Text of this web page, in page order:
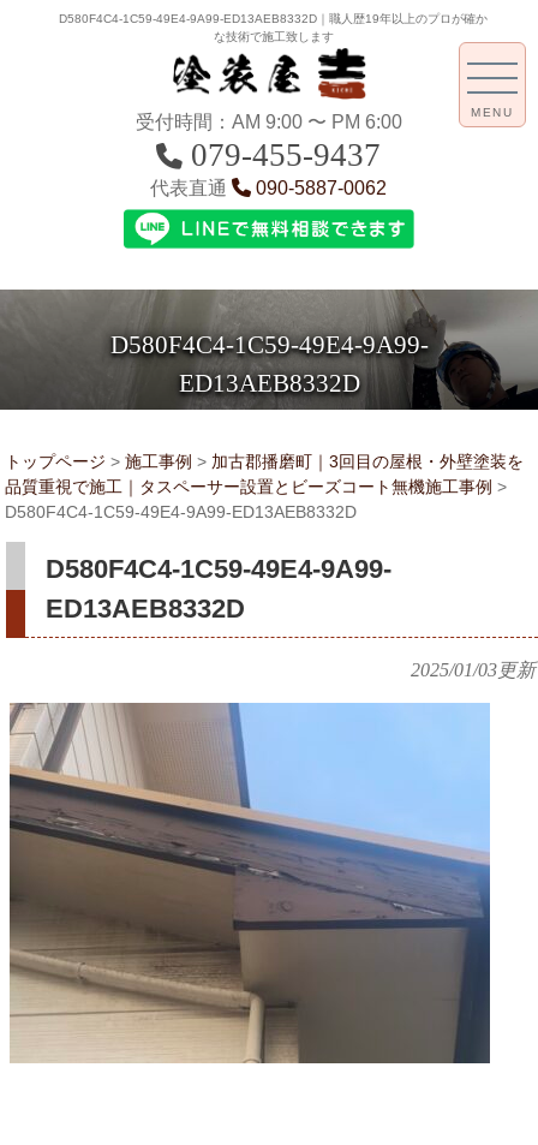
D580F4C4-1C59-49E4-9A99-ED13AEB8332D｜職人歴19年以上のプロが確か
な技術で施工致します
受付時間：AM 9:00 〜 PM 6:00
079-455-9437
代表直通 090-5887-0062
D580F4C4-1C59-49E4-9A99-
ED13AEB8332D
MENU
トップページ > 施工事例 > 加古郡播磨町｜3回目の屋根・外壁塗装を
品質重視で施工｜タスペーサー設置とビーズコート無機施工事例 >
D580F4C4-1C59-49E4-9A99-ED13AEB8332D
D580F4C4-1C59-49E4-9A99-
ED13AEB8332D
2025/01/03更新